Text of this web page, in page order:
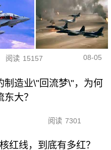
阅读 15157 08-05
制造业\"回流梦\"，为何
大？
阅读 7301
红线，到底有多红？